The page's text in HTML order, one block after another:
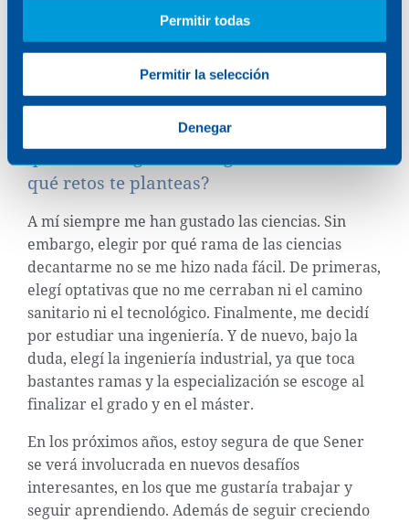
Permitir todas
Permitir la selección
Denegar
siendo minoría, existe una conciencia cada vez
mayor sobre laimportancia de la inclusión de
género en disciplinas STEAM.
En cuanto a tu historia, ¿qué te atrajo de
tu profesión?, ¿en una visión a futuro, ¿en
qué áreas te gustaría seguir avanzando,
qué retos te planteas?
A mí siempre me han gustado las ciencias. Sin
embargo, elegir por qué rama de las ciencias
decantarme no se me hizo nada fácil. De primeras,
elegí optativas que no me cerraban ni el camino
sanitario ni el tecnológico. Finalmente, me decidí
por estudiar una ingeniería. Y de nuevo, bajo la
duda, elegí la ingeniería industrial, ya que toca
bastantes ramas y la especialización se escoge al
finalizar el grado y en el máster.
En los próximos años, estoy segura de que Sener
se verá involucrada en nuevos desafíos
interesantes, en los que me gustaría trabajar y
seguir aprendiendo. Además de seguir creciendo